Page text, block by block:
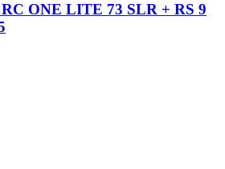
ONE LITE 73 SLR + RS 9